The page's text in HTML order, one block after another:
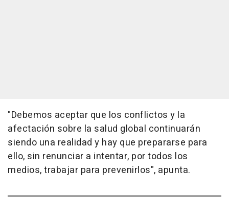
"Debemos aceptar que los conflictos y la
afectación sobre la salud global continuarán
siendo una realidad y hay que prepararse para
ello, sin renunciar a intentar, por todos los
medios, trabajar para prevenirlos", apunta.